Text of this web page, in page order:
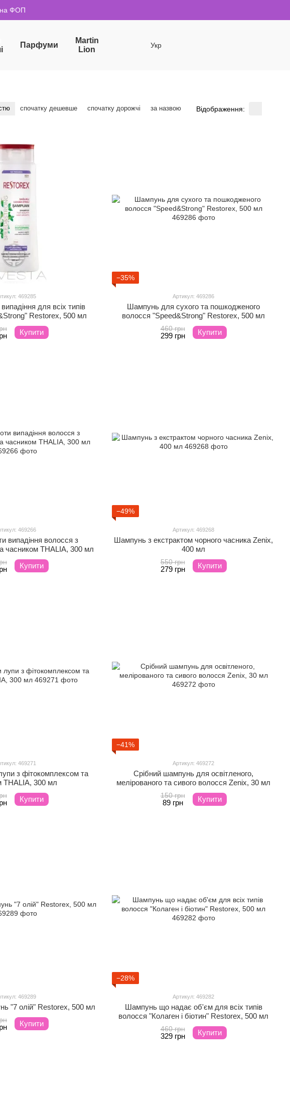
на ФОП
Парфуми
Martin
Lion
Укр
спочатку дешевше спочатку дорожчі за назвою Відображення:
469285
для всіх типів
Restorex, 500 мл
Купити
−35%
Артикул: 469286
Шампунь для сухого та пошкодженого
волосся "Speed&Strong" Restorex, 500 мл
460 грн
299 грн Купити
469266
випадіння волосся з
часником THALIA, 300 мл
Купити
−49%
Артикул: 469268
Шампунь з екстрактом чорного часника Zenix,
400 мл
550 грн
279 грн Купити
469271
з фітокомплексом та
THALIA, 300 мл
Купити
−41%
Артикул: 469272
Срібний шампунь для освітленого,
мелірованого та сивого волосся Zenix, 30 мл
150 грн
89 грн Купити
469289
"7 олій" Restorex, 500 мл
Купити
−28%
Артикул: 469282
Шампунь що надає об'єм для всіх типів
волосся "Колаген і біотин" Restorex, 500 мл
460 грн
329 грн Купити